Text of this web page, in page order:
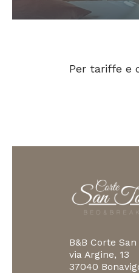
Per tariffe e
B&B Corte San
via Argine, 13
37040